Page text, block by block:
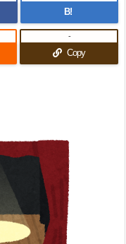
B!
Copy
-